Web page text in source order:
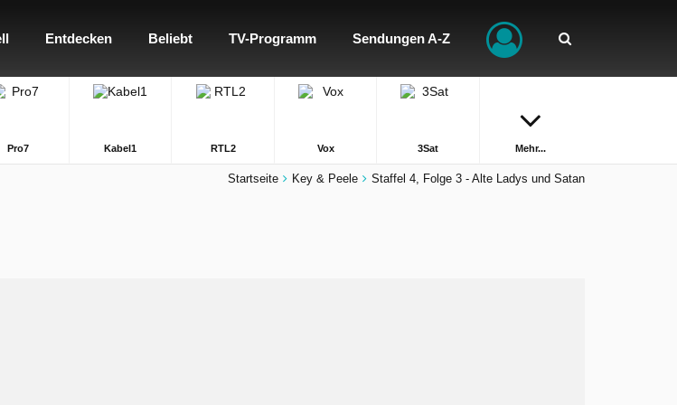
Entdecken Beliebt TV-Programm Sendungen A-Z
Pro7 Kabel1 RTL2 Vox 3Sat Mehr...
Startseite Key & Peele Staffel 4, Folge 3 - Alte Ladys und Satan